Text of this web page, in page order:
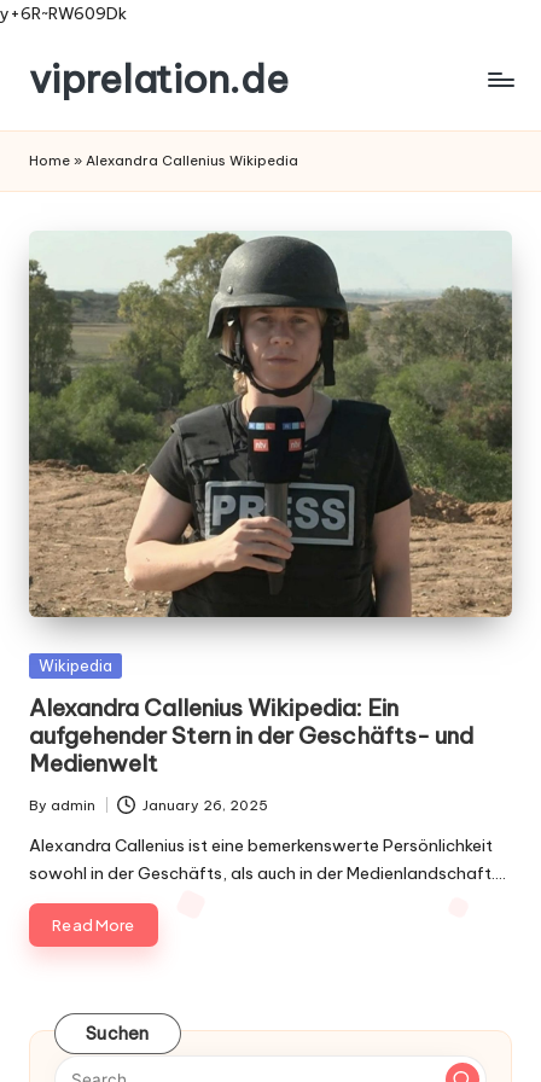
y+6R~RW609Dk
Skip
content
viprelation.de
Home » Alexandra Callenius Wikipedia
Posted
Wikipedia
Alexandra Callenius Wikipedia: Ein
aufgehender Stern in der Geschäfts- und
Medienwelt
Posted
by
By admin January 26, 2025
Alexandra Callenius ist eine bemerkenswerte Persönlichkeit
sowohl in der Geschäfts, als auch in der Medienlandschaft.…
Read More
Suchen